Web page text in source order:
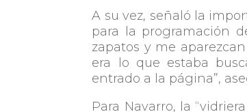
A su vez, señaló la
para la programación
zapatos y me
era lo que estaba
entrado a la página”,
Para Navarro, la